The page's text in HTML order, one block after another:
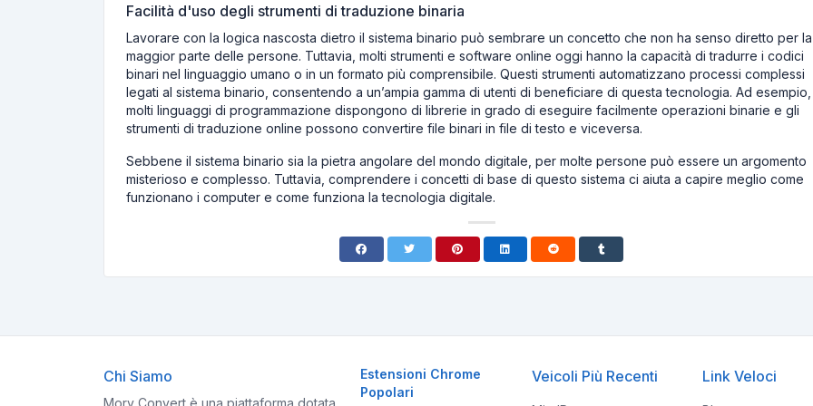
Facilità d'uso degli strumenti di traduzione binaria
Lavorare con la logica nascosta dietro il sistema binario può sembrare un concetto che non ha senso diretto per la
maggior parte delle persone. Tuttavia, molti strumenti e software online oggi hanno la capacità di tradurre i codici
binari nel linguaggio umano o in un formato più comprensibile. Questi strumenti automatizzano processi complessi
legati al sistema binario, consentendo a un’ampia gamma di utenti di beneficiare di questa tecnologia. Ad esempio,
molti linguaggi di programmazione dispongono di librerie in grado di eseguire facilmente operazioni binarie e gli
strumenti di traduzione online possono convertire file binari in file di testo e viceversa.
Sebbene il sistema binario sia la pietra angolare del mondo digitale, per molte persone può essere un argomento
misterioso e complesso. Tuttavia, comprendere i concetti di base di questo sistema ci aiuta a capire meglio come
funzionano i computer e come funziona la tecnologia digitale.
Chi Siamo
Mory Convert è una piattaforma dotata
Estensioni Chrome
Popolari
Veicoli Più Recenti Link Veloci